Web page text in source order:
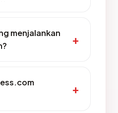
menjalankan